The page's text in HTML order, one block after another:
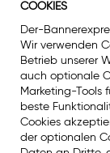
COOKIES
Der-
Wir verwenden
Betrieb unserer
auch optionale
Marketing-Tools
beste
Cookies
der optionalen